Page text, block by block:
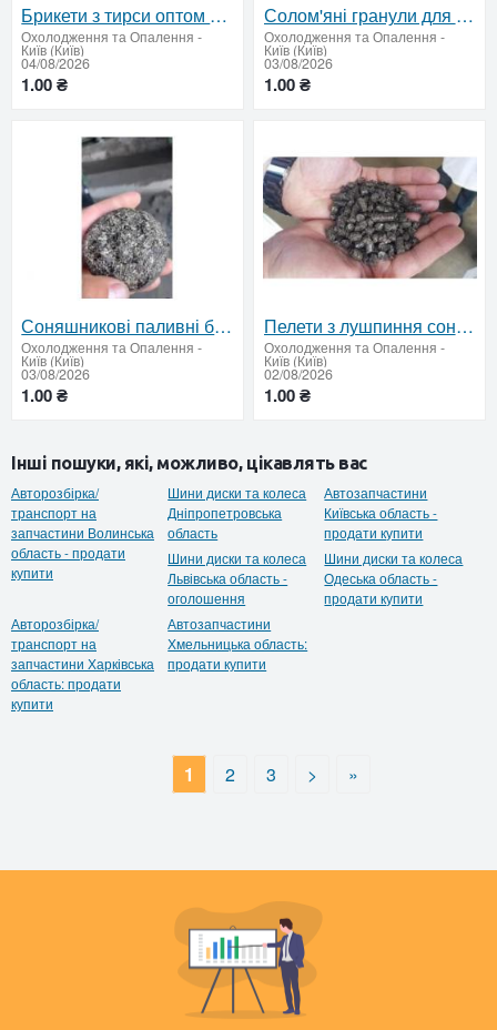
Брикети з тирси оптом — тенти або зерновози
Охолодження та Опалення -
Київ (Київ)
04/08/2026
1.00 ₴
Солом'яні гранули для підприємств | від 22 т
Охолодження та Опалення -
Київ (Київ)
03/08/2026
1.00 ₴
Соняшникові паливні брикети оптом — від 22 тонн
Охолодження та Опалення -
Київ (Київ)
03/08/2026
1.00 ₴
Пелети з лушпиння соняшника оптом — від 22 тонн
Охолодження та Опалення -
Київ (Київ)
02/08/2026
1.00 ₴
Інші пошуки, які, можливо, цікавлять вас
Авторозбірка/
транспорт на
запчастини Волинська
область - продати
купити
Шини диски та колеса
Дніпропетровська
область
Автозапчастини
Київська область -
продати купити
Шини диски та колеса
Львівська область -
оголошення
Шини диски та колеса
Одеська область -
продати купити
Авторозбірка/
транспорт на
запчастини Харківська
область: продати
купити
Автозапчастини
Хмельницька область:
продати купити
1 2 3 > »